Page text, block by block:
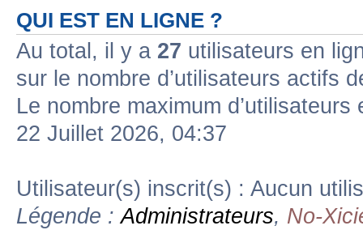
QUI EST EN LIGNE ?
Au total, il y a 27 utilisateurs en
sur le nombre d’utilisateurs actifs
Le nombre maximum
22 Juillet 2026, 04:37
Utilisateur(s) inscrit(s) : Aucun
Légende :Administrateurs, No-